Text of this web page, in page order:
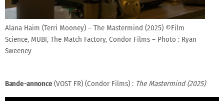
Alana Haim (Terri Mooney) – The Mastermind (2025) ©Film
Science, MUBI, The Match Factory, Condor Films – Photo : Ryan
Sweeney
Bande-annonce(VOST FR) (Condor Films) : The Mastermind (2025)